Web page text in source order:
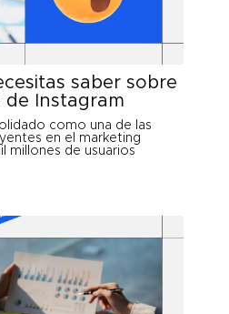
saber sobre
de Instagram
como una de las
en el marketing
millones de usuarios